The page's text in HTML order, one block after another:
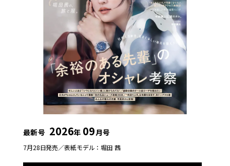
最新号 2026年 09月号
7月28日発売／表紙モデル：堀田 茜